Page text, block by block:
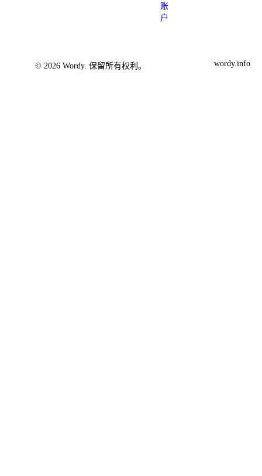
账
户
© 2026 Wordy. 保留所有权利。 wordy.info